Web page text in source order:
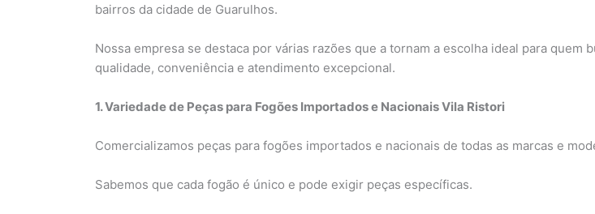
bairros da cidade de Guarulhos.
Nossa empresa se destaca por várias razões que a tornam a escolha ideal para quem
qualidade, conveniência e atendimento excepcional.
1. Variedade de Peças para Fogões Importados e Nacionais Vila Ristori
Comercializamos peças para fogões importados e nacionais de todas as marcas e
Sabemos que cada fogão é único e pode exigir peças específicas.